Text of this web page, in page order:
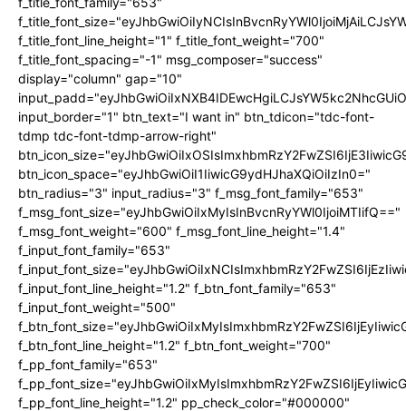
f_title_font_line_height="1" f_title_font_weight="700"
f_title_font_spacing="-1" msg_composer="success"
display="column" gap="10"
input_border="1" btn_text="I want in" btn_tdicon="tdc-font-
tdmp tdc-font-tdmp-arrow-right"
btn_icon_space="eyJhbGwiOiI1IiwicG9ydHJhaXQiOiIzIn0="
btn_radius="3" input_radius="3" f_msg_font_family="653"
f_msg_font_size="eyJhbGwiOiIxMyIsInBvcnRyYWl0IjoiMTIifQ=="
f_msg_font_weight="600" f_msg_font_line_height="1.4"
f_input_font_family="653"
f_input_font_line_height="1.2" f_btn_font_family="653"
f_input_font_weight="500"
f_btn_font_line_height="1.2" f_btn_font_weight="700"
f_pp_font_family="653"
f_pp_font_line_height="1.2" pp_check_color="#000000"